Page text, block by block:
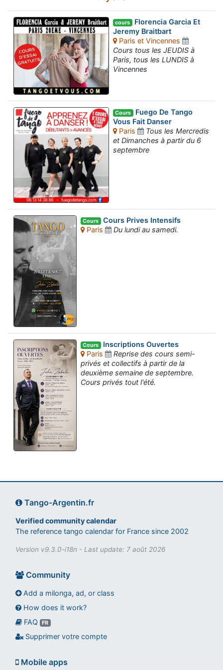
cours Florencia Garcia Et
Jeremy Braitbart
Paris et Vincennes
Cours tous les JEUDIS à
Paris, tous les LUNDIS à
Vincennes
Cours Fuego De Tango
Vous Fait Danser
Paris
Tous les Mercredis
et Dimanches à partir du 6
septembre
Cours Cours Prives Intensifs
Paris
Du lundi au samedi.
Cours Inscriptions Ouvertes
Paris
Reprise des cours semi-
privés et collectifs à partir de la
deuxième semaine de septembre.
Cours privés tout l'été.
Tango-Argentin.fr
Verified community calendar
The reference tango calendar for France since 2002
Version v9.3.0-i18n - Last update: 7 août 2026
Community
Add a milonga, ad, or class
How does it work?
FAQ
FR
Supprimer votre compte
Mobile apps
Assistant tango-argentin.fr
Questions sur les milongas, cours et stages